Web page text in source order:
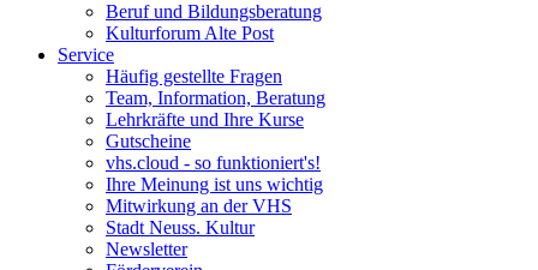
Beruf und Bildungsberatung
Kulturforum Alte Post
Service
Häufig gestellte Fragen
Team, Information, Beratung
Lehrkräfte und Ihre Kurse
Gutscheine
vhs.cloud - so funktioniert's!
Ihre Meinung ist uns wichtig
Mitwirkung an der VHS
Stadt Neuss. Kultur
Newsletter